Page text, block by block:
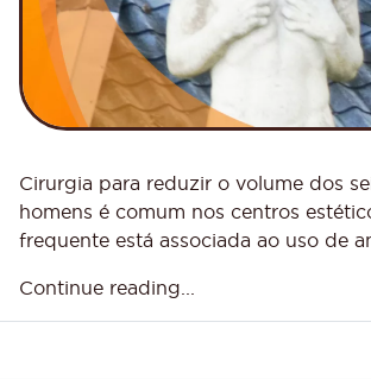
Cirurgia para reduzir o volume dos
homens é comum nos centros
frequente está associada ao uso de
Continue reading...